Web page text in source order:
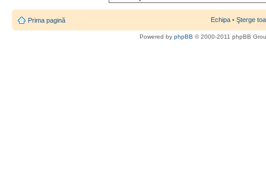
Prima pagină Echipa • Şterge
Powered by phpBB © 2000-2011 phpBB